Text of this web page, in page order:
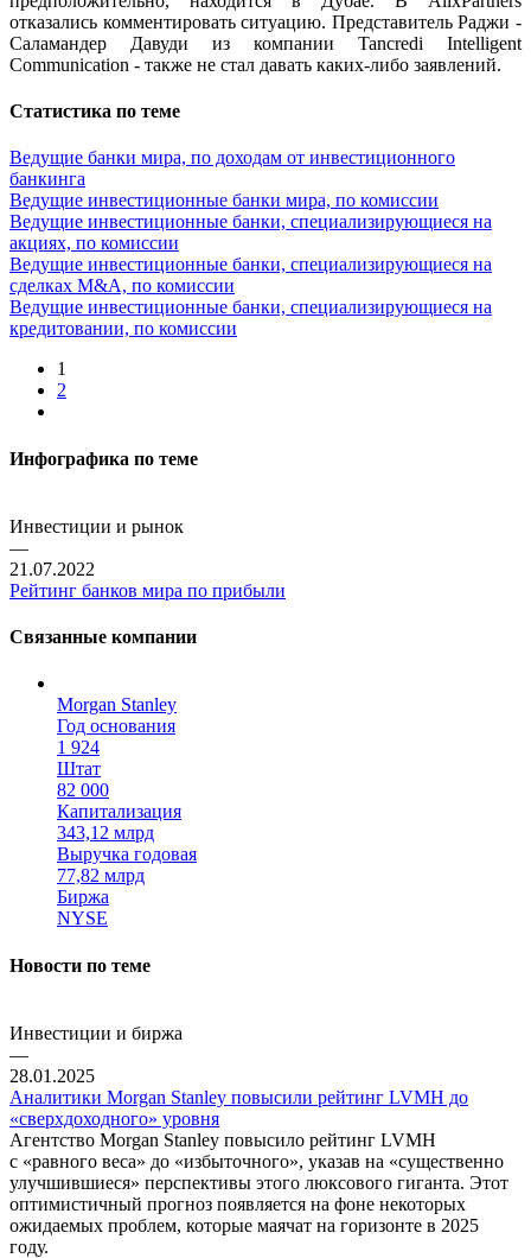
отказались комментировать ситуацию. Представитель Раджи -
Саламандер Давуди из компании Tancredi Intelligent
Communication - также не стал давать каких-либо заявлений.
Статистика по теме
Ведущие банки мира, по доходам от инвестиционного
банкинга
Ведущие инвестиционные банки мира, по комиссии
Ведущие инвестиционные банки, специализирующиеся на
акциях, по комиссии
Ведущие инвестиционные банки, специализирующиеся на
сделках M&A, по комиссии
Ведущие инвестиционные банки, специализирующиеся на
кредитовании, по комиссии
1
2
Инфографика по теме
Инвестиции и рынок
—
21.07.2022
Рейтинг банков мира по прибыли
Связанные компании
Morgan Stanley
Год основания
1 924
Штат
82 000
Капитализация
343,12 млрд
Выручка годовая
77,82 млрд
Биржа
NYSE
Новости по теме
Инвестиции и биржа
—
28.01.2025
Аналитики Morgan Stanley повысили рейтинг LVMH до
«сверхдоходного» уровня
Агентство Morgan Stanley повысило рейтинг LVMH
с «равного веса» до «избыточного», указав на «существенно
улучшившиеся» перспективы этого люксового гиганта. Этот
оптимистичный прогноз появляется на фоне некоторых
ожидаемых проблем, которые маячат на горизонте в 2025
году.